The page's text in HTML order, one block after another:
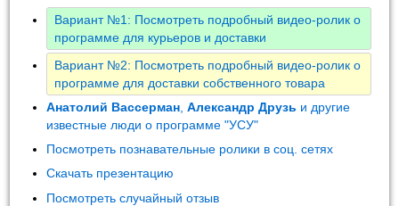
Вариант №1: Посмотреть подробный видео-ролик о
программе для курьеров и доставки
Вариант №2: Посмотреть подробный видео-ролик о
программе для доставки собственного товара
Анатолий Вассерман ,Александр Друзь и другие
известные люди о программе "УСУ"
Посмотреть познавательные ролики в соц. сетях
Скачать презентацию
Посмотреть случайный отзыв